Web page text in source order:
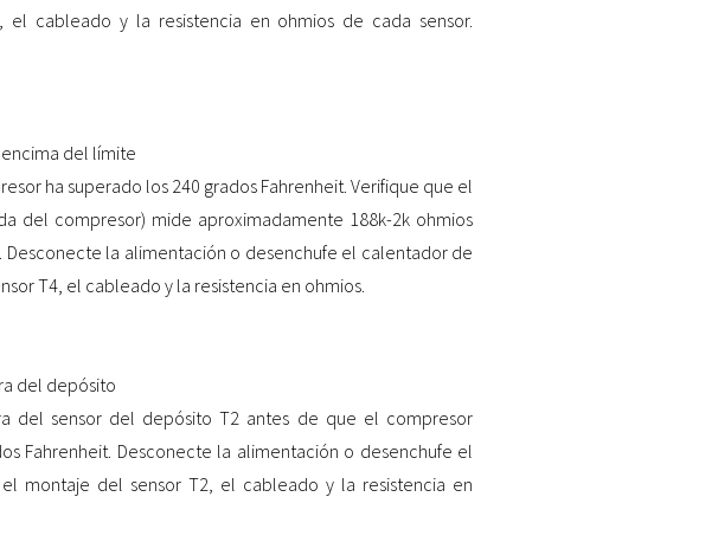
cableado y la resistencia en ohmios de cada sensor.
del límite
ha superado los 240 grados Fahrenheit. Verifique que el
del compresor) mide aproximadamente 188k-2k ohmios
la alimentación o desenchufe el calentador de
T4, el cableado y la resistencia en ohmios.
del depósito
del sensor del depósito T2 antes de que el compresor
Fahrenheit. Desconecte la alimentación o desenchufe el
montaje del sensor T2, el cableado y la resistencia en